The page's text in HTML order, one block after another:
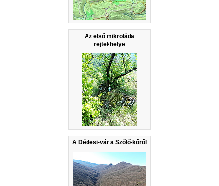
Az első mikroláda
rejtekhelye
A Dédesi-vár a Szőlő-kőről